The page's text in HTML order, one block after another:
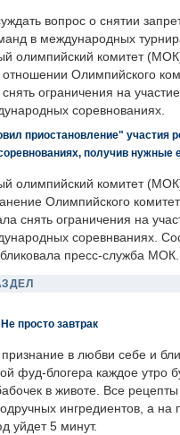
вопрос о снятии
в международных
олимпийский комитет
отношении Олимпийского
ограничения на
соревнованиях.
приостановление" участия
получив нужные
олимпийский комитет
Олимпийского
снять ограничения на
соревнваниях.
пресс-служба МОК.
просто завтрак
в любви себе и
фуд-блогера каждое утро
в животе. Все рецепты
ингредиентов, а на
уйдет 5 минут.